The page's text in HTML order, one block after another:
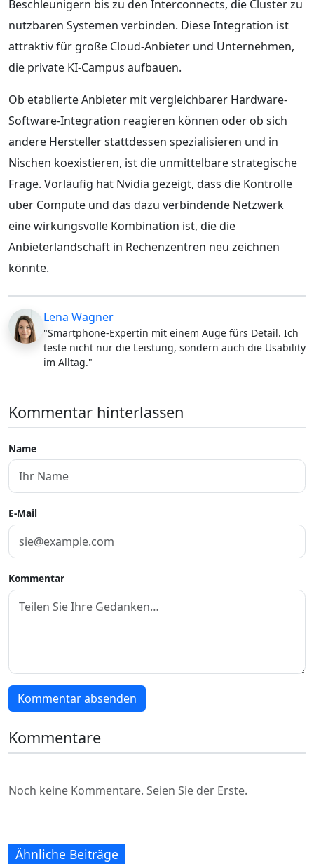
Beschleunigern bis zu den Interconnects, die Cluster zu
nutzbaren Systemen verbinden. Diese Integration ist
attraktiv für große Cloud-Anbieter und Unternehmen,
die private KI-Campus aufbauen.
Ob etablierte Anbieter mit vergleichbarer Hardware-
Software-Integration reagieren können oder ob sich
andere Hersteller stattdessen spezialisieren und in
Nischen koexistieren, ist die unmittelbare strategische
Frage. Vorläufig hat Nvidia gezeigt, dass die Kontrolle
über Compute und das dazu verbindende Netzwerk
eine wirkungsvolle Kombination ist, die die
Anbieterlandschaft in Rechenzentren neu zeichnen
könnte.
Lena Wagner
"Smartphone-Expertin mit einem Auge fürs Detail. Ich
teste nicht nur die Leistung, sondern auch die Usability
im Alltag."
Kommentar hinterlassen
Name
E-Mail
Kommentar
Kommentar absenden
Kommentare
Noch keine Kommentare. Seien Sie der Erste.
Ähnliche Beiträge